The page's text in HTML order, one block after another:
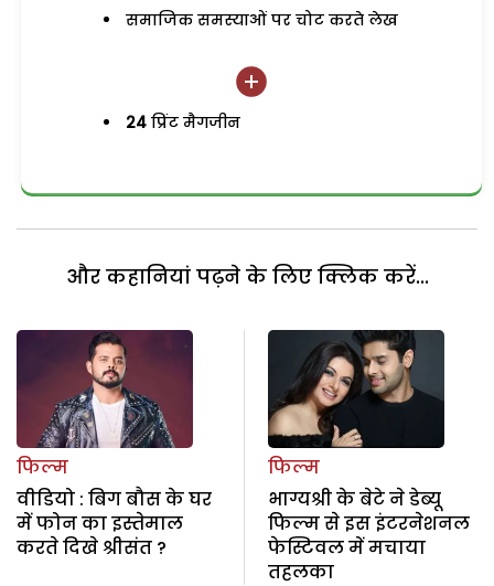
समाजिक समस्याओं पर चोट करते लेख
24 प्रिंट मैगजीन
और कहानियां पढ़ने के लिए क्लिक करें...
फिल्म
वीडियो : बिग बौस के घर
में फोन का इस्तेमाल
करते दिखे श्रीसंत ?
फिल्म
भाग्यश्री के बेटे ने डेब्यू
फिल्म से इस इंटरनेशनल
फेस्टिवल में मचाया
तहलका